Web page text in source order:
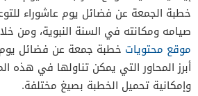
خاتمة الخطبة
خطبة الجمعة عن فضائل يوم عاشوراء
صيامه ومكانته في السنة النبوية، ومن
موقع محتويات خطبة جمعة عن فضائل يوم
أبرز المحاور التي يمكن تناولها في هذه
وإمكانية تحميل الخطبة بصيغ مختلفة.